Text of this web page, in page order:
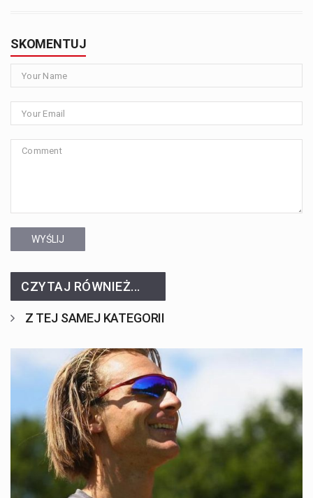
SKOMENTUJ
WYŚLIJ
CZYTAJ RÓWNIEŻ...
Z TEJ SAMEJ KATEGORII